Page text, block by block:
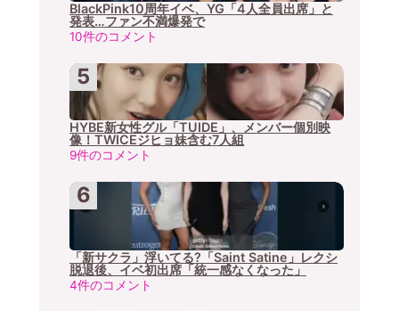
BlackPink10周年イベ、YG「4人全員出席」と
発表…ファン不満爆発で
10件のコメント
HYBE新女性グル「TUIDE」、メンバー個別映
像！TWICEジヒョ妹含む7人組
9件のコメント
「新サクラ」浮いてる?「Saint Satine」レクシ
脱退後、イベ初出席「統一感なくなった」
4件のコメント